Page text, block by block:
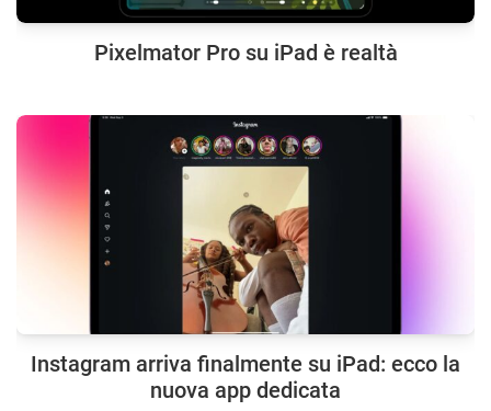
Pixelmator Pro su iPad è realtà
Instagram arriva finalmente su iPad: ecco la
nuova app dedicata